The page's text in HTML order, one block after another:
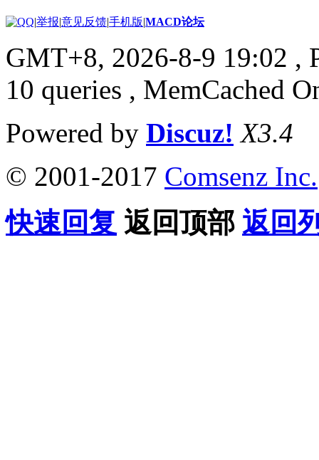
|举报|意见反馈|手机版|MACD论坛
GMT+8, 2026-8-9 19:02 ,
10 queries , MemCached
Powered by Discuz! X3.4
© 2001-2017 Comsenz Inc.
快速回复 返回顶部 返回